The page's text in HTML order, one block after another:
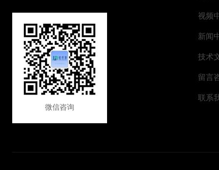
微信咨询
视频
新闻
技术
留言
联系